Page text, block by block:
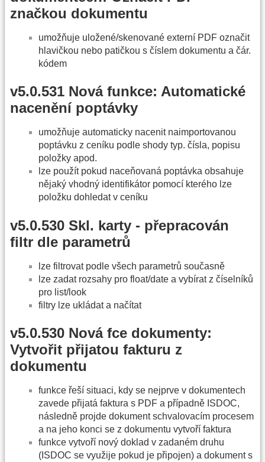
značkou dokumentu
umožňuje uložené/skenované externí PDF označit
hlavičkou nebo patičkou s číslem dokumentu a čár.
kódem
v5.0.531 Nová funkce: Automatické
nacenění poptávky
umožňuje automaticky nacenit naimportovanou
poptávku z ceníku podle shody typ. čísla, popisu
položky apod.
lze použít pokud naceňovaná poptávka obsahuje
nějaký vhodný identifikátor pomocí kterého lze
položku dohledat v ceníku
v5.0.530 Skl. karty - přepracován
filtr dle parametrů
lze filtrovat podle všech parametrů současně
lze zadat rozsahy pro float/date a vybírat z číselníků
pro list/look
filtry lze ukládat a načítat
v5.0.530 Nová fce dokumenty:
Vytvořit přijatou fakturu z
dokumentu
funkce řeší situaci, kdy se nejprve v dokumentech
zavede přijatá faktura s PDF a případně ISDOC,
následně projde dokument schvalovacím procesem
a na jeho konci se z dokumentu vytvoří faktura
funkce vytvoří nový doklad v zadaném druhu
(ISDOC se využije pokud je připojen) a dokument s